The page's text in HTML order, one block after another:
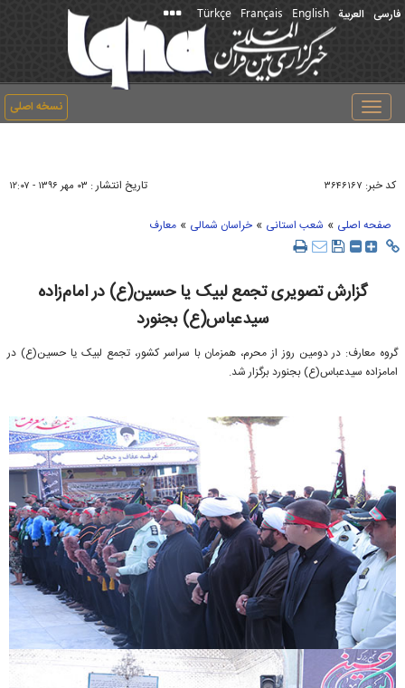
فارسی العربیة English
Français
Türkçe
نسخه اصلی
Toggle
navigation
کد خبر: ۳۶۴۶۱۶۷ تاریخ انتشار : ۰۳ مهر ۱۳۹۶ - ۱۲:۰۷
صفحه اصلی » شعب استانی » خراسان شمالی » معارف
گزارش تصویری تجمع لبیک یا حسین(ع) در امام‌زاده
سید‌عباس(ع) بجنورد
گروه معارف: در دومین روز از محرم، همزمان با سراسر کشور، تجمع لبیک یا حسین(ع) در
امامزاده سید‌عباس(ع) بجنورد برگزار شد.